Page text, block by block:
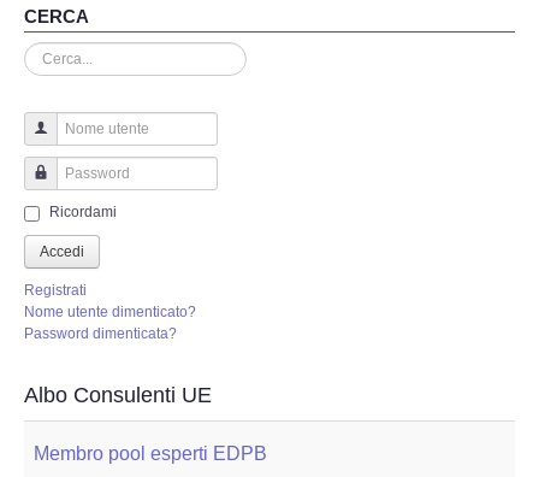
Perizia Dash Cam
Perizia Controllo lavoratori
Perizia Chat WhatsApp,Telegram
Perizia DVR
Perizia IoT e IIoT
Perizia Ransomware Malware
Perizia Incidente Stradale
CERCA
Cerca...
Nome utente
Password
Ricordami
Accedi
Registrati
Nome utente dimenticato?
Password dimenticata?
Albo Consulenti UE
Membro pool esperti EDPB